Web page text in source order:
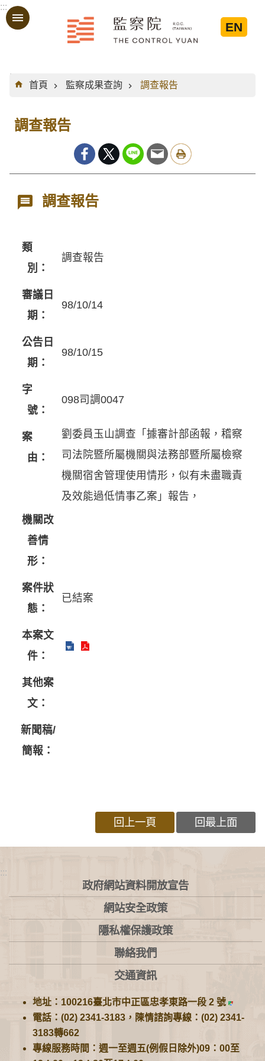
跳到主要內容區塊
:::
EN
:::
首頁
監察成果查詢 調查報告
調查報告
調查報告
類
別：
調查報告
審議日
期：
98/10/14
公告日
期：
98/10/15
字
號：
098司調0047
案
由：
劉委員玉山調查「據審計部函報，稽察
司法院暨所屬機關與法務部暨所屬檢察
機關宿舍管理使用情形，似有未盡職責
及效能過低情事乙案」報告，
機關改
善情
形：
案件狀
態：
已結案
本案文
件：
其他案
文：
新聞稿/
簡報：
回上一頁 回最上面
:::
政府網站資料開放宣告
網站安全政策
隱私權保護政策
聯絡我們
交通資訊
地址：100216臺北市中正區忠孝東路一段 2 號
電話：(02) 2341-3183，陳情諮詢專線：(02) 2341-
3183轉662
專線服務時間：週一至週五(例假日除外)09：00至